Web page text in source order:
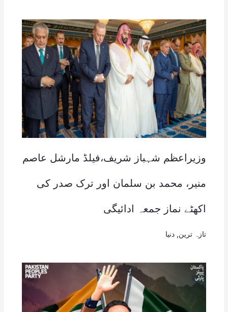
وزیراعظم شہباز شریف،فیلڈ مارشل عاصم
منیر، محمد بن سلمان اور ترک صدر کی
اکھٹے نماز جمعہ ادائیگی
تازہ ترین دنیا